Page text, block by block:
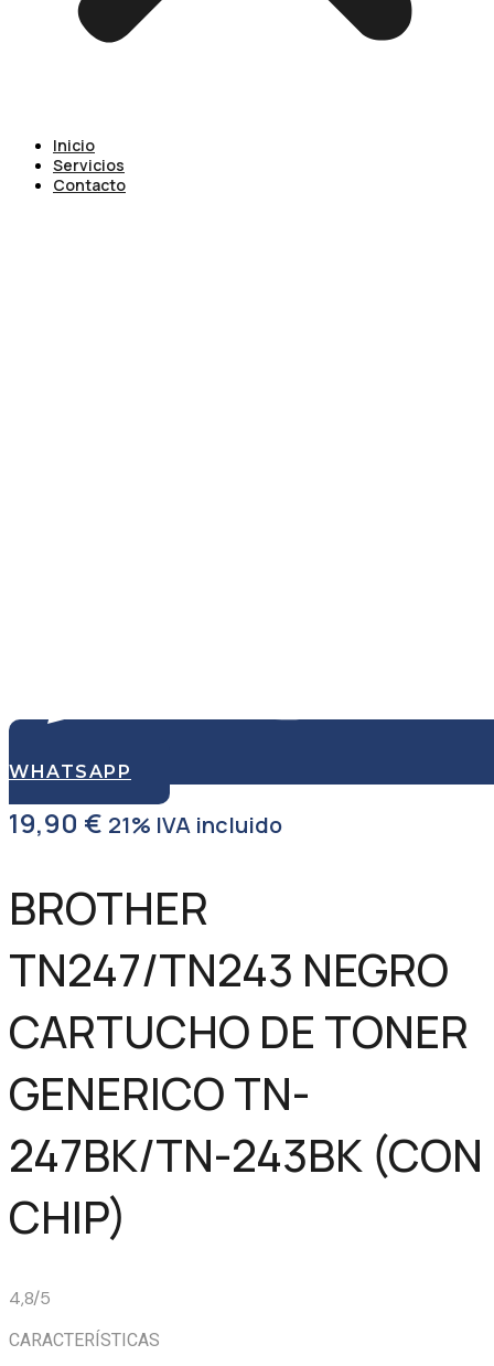
Inicio
Servicios
Contacto
WHATSAPP
19,90 € 21% IVA incluido
BROTHER
TN247/TN243 NEGRO
CARTUCHO DE TONER
GENERICO TN-
247BK/TN-243BK (CON
CHIP)
4,8/5
CARACTERÍSTICAS